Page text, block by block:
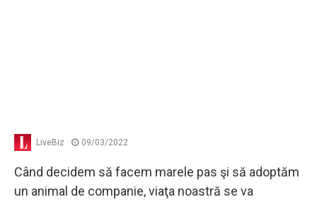
LiveBiz 09/03/2022
Când decidem să facem marele pas şi să adoptăm
un animal de companie, viaţa noastră se va